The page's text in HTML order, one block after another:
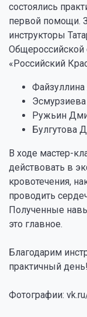
состоялись
первой помощи.
инструкторы
Общероссийской
«Российский
Файзуллина
Ружьин
Булгутова
В ходе мастер-
действовать в
кровотечения,
проводить
Полученные
это главное.
Благодарим
практичный день!
Фотографии: